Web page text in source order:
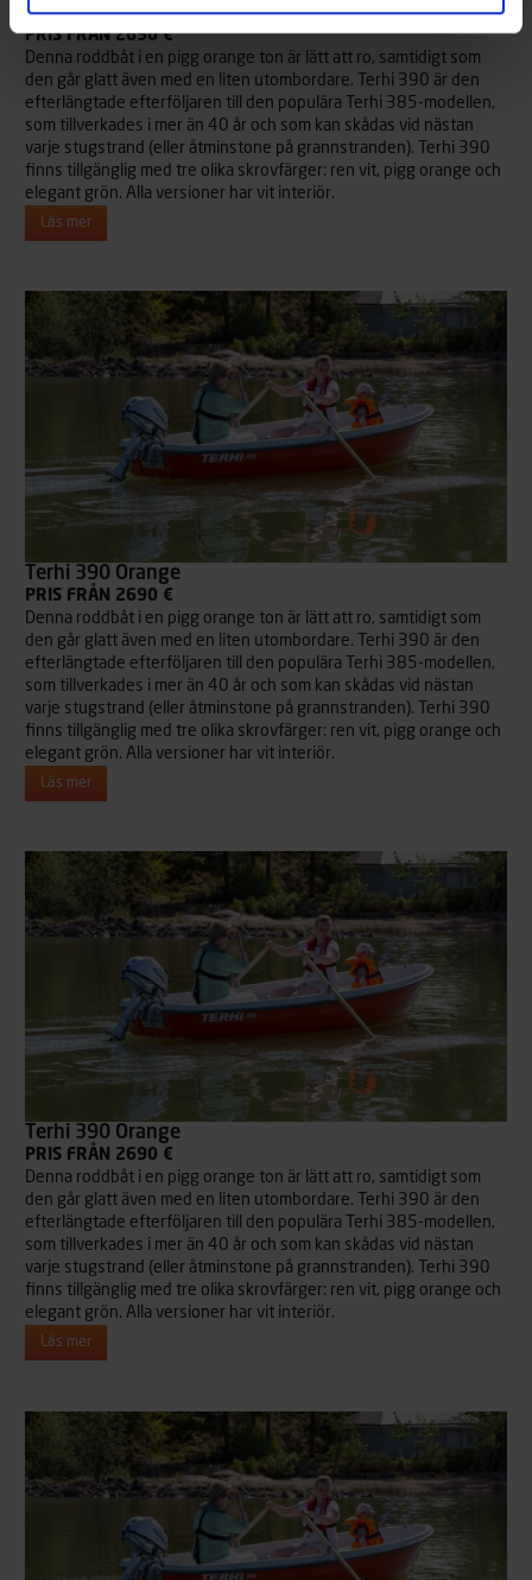
Terhi 390 Orange
PRIS FRÅN 2690 €
Denna roddbåt i en pigg orange ton är lätt att ro, samtidigt som
den går glatt även med en liten utombordare. Terhi 390 är den
efterlängtade efterföljaren till den populära Terhi 385-modellen,
som tillverkades i mer än 40 år och som kan skådas vid nästan
varje stugstrand (eller åtminstone på grannstranden). Terhi 390
finns tillgänglig med tre olika skrovfärger: ren vit, pigg orange och
elegant grön. Alla versioner har vit interiör.
Läs mer
Terhi 390 Orange
PRIS FRÅN 2690 €
Denna roddbåt i en pigg orange ton är lätt att ro, samtidigt som
den går glatt även med en liten utombordare. Terhi 390 är den
efterlängtade efterföljaren till den populära Terhi 385-modellen,
som tillverkades i mer än 40 år och som kan skådas vid nästan
varje stugstrand (eller åtminstone på grannstranden). Terhi 390
finns tillgänglig med tre olika skrovfärger: ren vit, pigg orange och
elegant grön. Alla versioner har vit interiör.
Läs mer
Terhi 390 Orange
PRIS FRÅN 2690 €
Denna roddbåt i en pigg orange ton är lätt att ro, samtidigt som
den går glatt även med en liten utombordare. Terhi 390 är den
efterlängtade efterföljaren till den populära Terhi 385-modellen,
som tillverkades i mer än 40 år och som kan skådas vid nästan
varje stugstrand (eller åtminstone på grannstranden). Terhi 390
finns tillgänglig med tre olika skrovfärger: ren vit, pigg orange och
elegant grön. Alla versioner har vit interiör.
Läs mer